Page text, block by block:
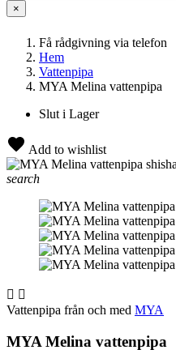
×
Få rådgivning via telefon
Hem
Vattenpipa
MYA Melina vattenpipa
Slut i Lager
Add to wishlist
search
 
Vattenpipa från och med MYA
MYA Melina vattenpipa